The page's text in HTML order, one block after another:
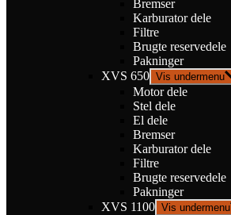
Bremser
Karburator dele
Filtre
Brugte reservedele
Pakninger
XVS 650 Vis undermenu
Motor dele
Stel dele
El dele
Bremser
Karburator dele
Filtre
Brugte reservedele
Pakninger
XVS 1100 Vis undermenu